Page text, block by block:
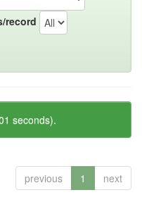
record
seconds).
previous 1 next